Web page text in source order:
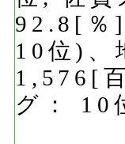
92.8[％
10位)、
1,576[
グ： 10